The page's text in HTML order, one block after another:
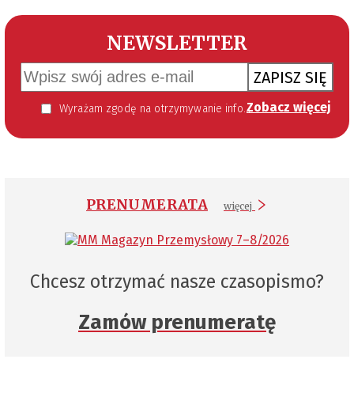
NEWSLETTER
ZAPISZ SIĘ
Wyrażam zgodę na otrzymywanie informacji handlowej kierowanej do mnie za pomocą środków komunikacji elektronicznej w szczególności poczty elektronicznej zgodnie z przepisem art. 10 ust 2 ustawy z dnia 18 lipca 2002 roku o świadczeniu usług drogą elektroniczną (Dz. U. 144 z 2002 r. poz. 1204). Zgoda jest dobrowolna, jednak jej wyrażenie jest konieczne, aby otrzymywać newsletter. Zobacz więcej
PRENUMERATA więcej
Chcesz otrzymać nasze czasopismo?
Zamów prenumeratę